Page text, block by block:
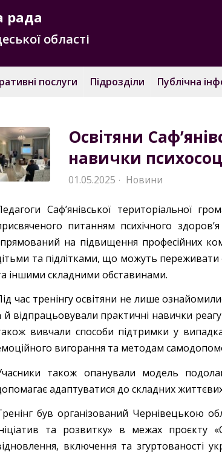
рада
області
послуги Підрозділи Публічна
Освітяни
навички
01.05.2025 · Новини
Саф’янівської територіальної
питанням психічного
на підвищення професійних
та підлітками, що можуть переживати
іншими складними обставинами.
час тренінгу освітяни не лише
й відпрацьовували практичні навички
вивчали способи підтримки у
вигорання та методам
також опанували модель
адаптуватися до складних
був організований Чернівецькою
та розвитку» в межах проєкту
включення та згуртованості